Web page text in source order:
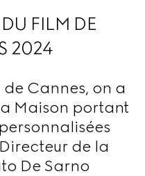
FILM DE
2024
de Cannes, on a
Maison portant
de la
De Sarno